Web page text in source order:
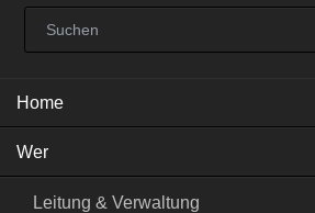
Home
Wer
Leitung & Verwaltung